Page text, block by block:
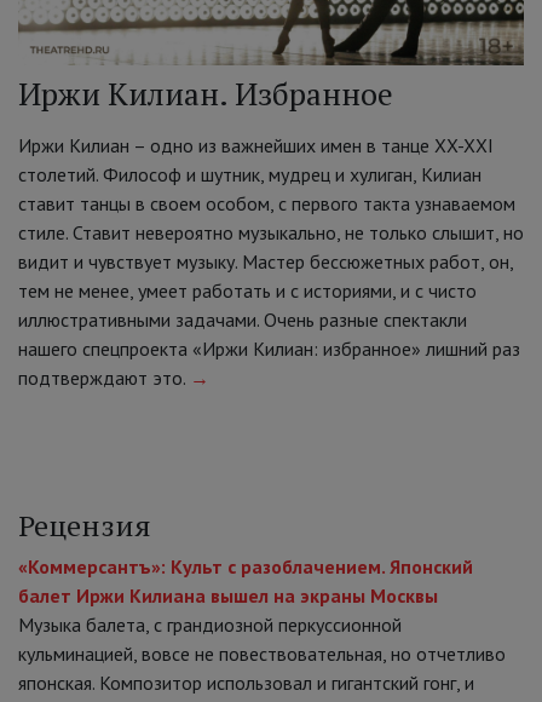
Иржи Килиан. Избранное
Иржи Килиан – одно из важнейших имен в танце XX-XXI
столетий. Философ и шутник, мудрец и хулиган, Килиан
ставит танцы в своем особом, с первого такта узнаваемом
стиле. Ставит невероятно музыкально, не только слышит, но
видит и чувствует музыку. Мастер бессюжетных работ, он,
тем не менее, умеет работать и с историями, и с чисто
иллюстративными задачами. Очень разные спектакли
нашего спецпроекта «Иржи Килиан: избранное» лишний раз
подтверждают это. →
Рецензия
«Коммерсантъ»: Культ с разоблачением. Японский
балет Иржи Килиана вышел на экраны Москвы
Музыка балета, с грандиозной перкуссионной
кульминацией, вовсе не повествовательная, но отчетливо
японская. Композитор использовал и гигантский гонг, и